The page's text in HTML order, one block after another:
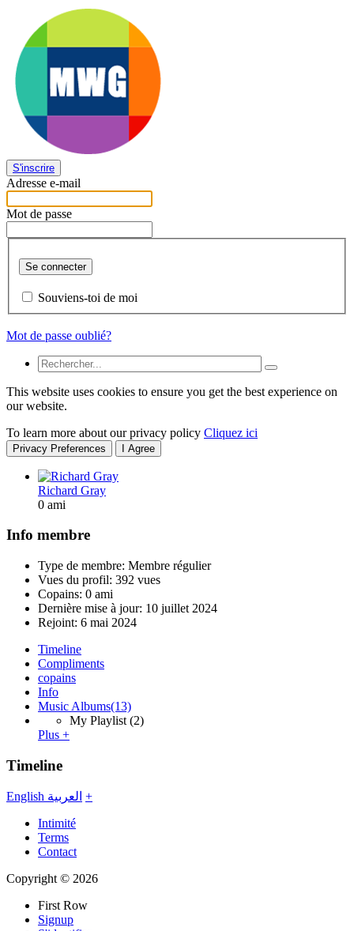
S'inscrire
Adresse e-mail
Mot de passe
Se connecter
Souviens-toi de moi
Mot de passe oublié?
This website uses cookies to ensure you get the best experience on
our website.
To learn more about our privacy policy Cliquez ici
Privacy Preferences I Agree
Richard Gray
0 ami
Info membre
Type de membre: Membre régulier
Vues du profil: 392 vues
Copains: 0 ami
Dernière mise à jour: 10 juillet 2024
Rejoint: 6 mai 2024
Timeline
Compliments
copains
Info
Music Albums(13)
My Playlist (2)
Plus +
Timeline
English العربية +
Intimité
Terms
Contact
Copyright © 2026
First Row
Signup